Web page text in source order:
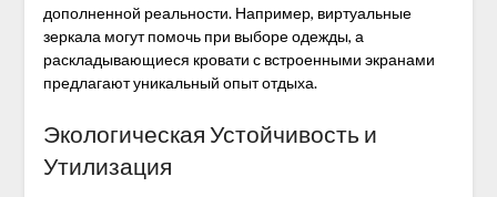
дополненной реальности. Например, виртуальные
зеркала могут помочь при выборе одежды, а
раскладывающиеся кровати с встроенными экранами
предлагают уникальный опыт отдыха.
Экологическая Устойчивость и
Утилизация